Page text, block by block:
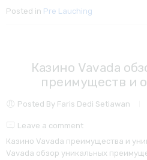
Posted in Pre Lauching
Казино Vavada
преимуществ и
Posted By Faris Dedi Setiawan
Leave a comment
Казино Vavada преимущества и
Vavada обзор уникальных